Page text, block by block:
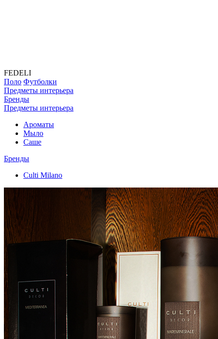
FEDELI
Поло Футболки
Предметы интерьера
Бренды
Предметы интерьера
Ароматы
Мыло
Саше
Бренды
Culti Milano